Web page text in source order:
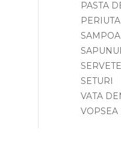
PASTA
SETURI
VATA
VOPSEA